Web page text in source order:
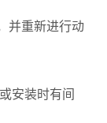
重新进行动
安装时有间